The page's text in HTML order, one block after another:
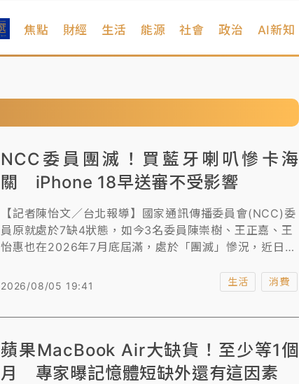
焦點 財經 生活 能源 社會 政治 AI新知
NCC委員團滅！買藍牙喇叭慘卡海
關 iPhone 18早送審不受影響
【記者陳怡文／台北報導】國家通訊傳播委員會(NCC)委
員原就處於7缺4狀態，如今3名委員陳崇樹、王正嘉、王
怡惠也在2026年7月底屆滿，處於「團滅」慘況，近日就
人，無法核發進口許可證，卡在海關，針對外界強烈關注
及代理人，進口核准函無法發出，但iphone18在先前已
響，8月1日起才開始辦進口送審就只能先收件，但若持續
缺員，iphone19可能就沒法進口上市。
2026/08/05 19:41 生活 消費
蘋果MacBook Air大缺貨！至少等1個
月 專家曝記憶體短缺外還有這因素